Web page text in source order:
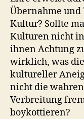
Übernahme
Kultur? Sollte
Kulturen nicht
ihnen Achtung
wirklich, was
kultureller
nicht die wahren
Verbreitung
boykottieren?